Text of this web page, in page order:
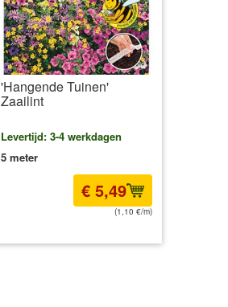
'Hangende Tuinen'
Zaailint
Levertijd: 3-4 werkdagen
5 meter
€ 5,49
(1,10 €/m)